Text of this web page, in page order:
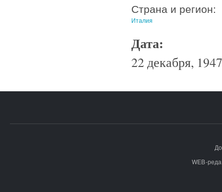
Страна и регион:
Италия
Дата:
22 декабря,
WEB-